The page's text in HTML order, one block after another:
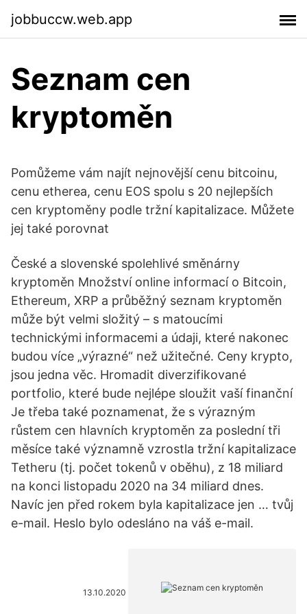
jobbuccw.web.app
Seznam cen
kryptoměn
Pomůžeme vám najít nejnovější cenu bitcoinu,
cenu etherea, cenu EOS spolu s 20 nejlepších
cen kryptoměny podle tržní kapitalizace. Můžete
jej také porovnat
České a slovenské spolehlivé směnárny
kryptoměn Množství online informací o Bitcoin,
Ethereum, XRP a průběžný seznam kryptoměn
může být velmi složitý – s matoucími
technickými informacemi a údaji, které nakonec
budou více „výrazné“ než užitečné. Ceny krypto,
jsou jedna věc. Hromadit diverzifikované
portfolio, které bude nejlépe sloužit vaší finanční
Je třeba také poznamenat, že s výrazným
růstem cen hlavních kryptoměn za poslední tři
měsíce také významně vzrostla tržní kapitalizace
Tetheru (tj. počet tokenů v oběhu), z 18 miliard
na konci listopadu 2020 na 34 miliard dnes.
Navíc jen před rokem byla kapitalizace jen … tvůj
e-mail. Heslo bylo odesláno na váš e-mail.
13.10.2020